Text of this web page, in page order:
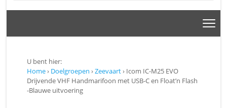
U bent hier:
Home› Doelgroepen ›Zeevaart› Icom IC-M25 EVO
Drijvende VHF Handmarifoon met USB-C en Float’n Flash
-Blauwe uitvoering